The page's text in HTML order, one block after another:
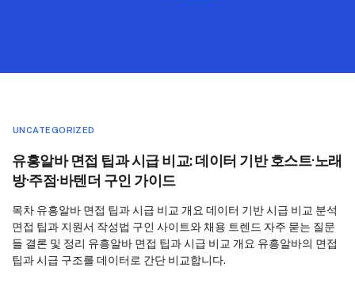
UNCATEGORIZED
유흥알바 면접 팁과 시급 비교: 데이터 기반 호스트·노래
방·주점·바텐더 구인 가이드
목차 유흥알바 면접 팁과 시급 비교 개요 데이터 기반 시급 비교 분석
면접 팁과 지원서 작성법 구인 사이트와 채용 트렌드 자주 묻는 질문
들 결론 및 정리 유흥알바 면접 팁과 시급 비교 개요 유흥알바의 면접
팁과 시급 구조를 데이터로 간단 비교합니다.